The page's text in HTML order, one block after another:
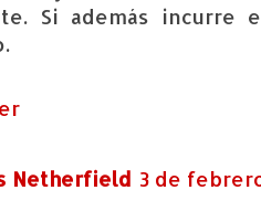
Si además incurre
Netherfield 3 de